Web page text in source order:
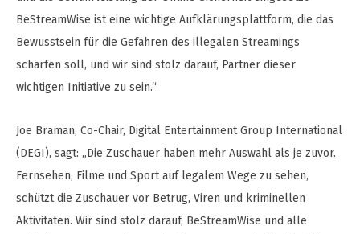
BeStreamWise ist eine wichtige Aufklärungsplattform, die das
Bewusstsein für die Gefahren des illegalen Streamings
schärfen soll, und wir sind stolz darauf, Partner dieser
wichtigen Initiative zu sein.“
Joe Braman, Co-Chair, Digital Entertainment Group International
(DEGI), sagt: „Die Zuschauer haben mehr Auswahl als je zuvor.
Fernsehen, Filme und Sport auf legalem Wege zu sehen,
schützt die Zuschauer vor Betrug, Viren und kriminellen
Aktivitäten. Wir sind stolz darauf, BeStreamWise und alle